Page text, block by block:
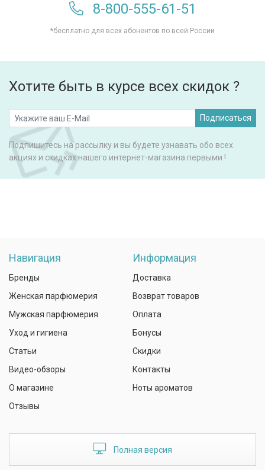
8-800-555-61-51
*бесплатно для всех абонентов по всей России
Хотите быть в курсе всех скидок ?
Подписаться
Подпишитесь на рассылку и вы будете узнавать обо всех
акциях и скидках нашего интернет-магазина первыми !
Навигация
Бренды
Женская парфюмерия
Мужская парфюмерия
Уход и гигиена
Статьи
Видео-обзоры
О магазине
Отзывы
Информация
Доставка
Возврат товаров
Оплата
Бонусы
Скидки
Контакты
Ноты ароматов
Полная версия